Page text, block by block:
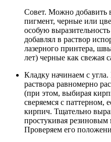
Совет. Можно добавить
пигмент, черные или
особую
добавлял в раствор
лазерного принтера,
лет) черные как свежая
Кладку начинаем с
раствора равномерно
(при этом, выбирая
сверяемся с паттерном,
кирпич. Тщательно
простукивая резиновым
Проверяем его